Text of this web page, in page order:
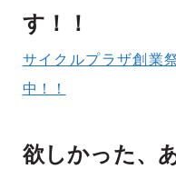
す！！
サイクルプラザ創業
中！！
欲しかった、